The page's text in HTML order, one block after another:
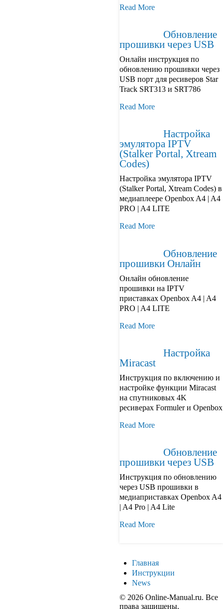
Read More
Обновление
прошивки через USB
Онлайн инструкция по
обновлению прошивки через
USB порт для ресиверов Star
Track SRT313 и SRT786
Read More
Настройка
эмулятора IPTV
(Stalker Portal, Xtream
Codes)
Настройка эмулятора IPTV
(Stalker Portal, Xtream Codes) в
медиаплеере Openbox A4 | A4
PRO | A4 LITE
Read More
Обновление
прошивки Онлайн
Онлайн обновление
прошивки на IPTV
приставках Openbox A4 | A4
PRO | A4 LITE
Read More
Настройка
Miracast
Инструкция по включению и
настройке функции Miracast
на спутниковых 4K
ресиверах Formuler и Openbox
Read More
Обновление
прошивки через USB
Инструкция по обновлению
через USB прошивки в
медиаприставках Openbox A4
| A4 Pro | A4 Lite
Read More
Главная
Инструкции
News
© 2026 Online-Manual.ru. Все
права защищены.